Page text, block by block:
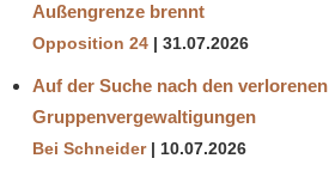
Außengrenze brennt
Opposition 24 31.07.2026
Auf der Suche nach den verlorenen
Gruppenvergewaltigungen
Bei Schneider 10.07.2026